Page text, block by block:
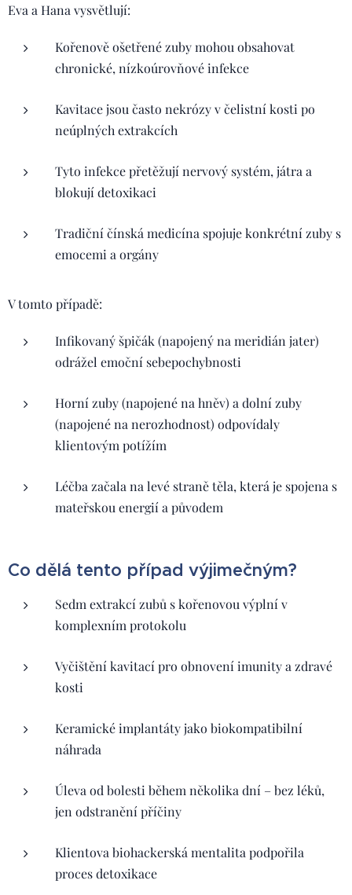
Eva a Hana vysvětlují:
Kořenově ošetřené zuby mohou obsahovat
chronické, nízkoúrovňové infekce
Kavitace jsou často nekrózy v čelistní kosti po
neúplných extrakcích
Tyto infekce přetěžují nervový systém, játra a
blokují detoxikaci
Tradiční čínská medicína spojuje konkrétní zuby s
emocemi a orgány
V tomto případě:
Infikovaný špičák (napojený na meridián jater)
odrážel emoční sebepochybnosti
Horní zuby (napojené na hněv) a dolní zuby
(napojené na nerozhodnost) odpovídaly
klientovým potížím
Léčba začala na levé straně těla, která je spojena s
mateřskou energií a původem
Co dělá tento případ výjimečným?
Sedm extrakcí zubů s kořenovou výplní v
komplexním protokolu
Vyčištění kavitací pro obnovení imunity a zdravé
kosti
Keramické implantáty jako biokompatibilní
náhrada
Úleva od bolesti během několika dní – bez léků,
jen odstranění příčiny
Klientova biohackerská mentalita podpořila
proces detoxikace